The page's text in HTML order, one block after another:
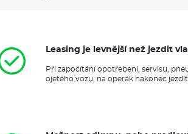
Leasing je levnější než jezdit
Při započítání opotřebení, servisu,
ojetého vozu, na operák nakonec